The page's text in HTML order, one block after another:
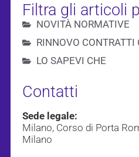
Filtra gli articoli
NOVITÀ NORMATIVE
RINNOVO CONTRATTI
LO SAPEVI CHE
Contatti
Sede legale:
Milano, Corso di Porta
Milano